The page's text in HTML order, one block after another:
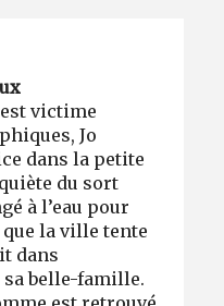
victime
Jo
dans la petite
du sort
à l’eau pour
que la ville tente
dans
sa belle-famille.